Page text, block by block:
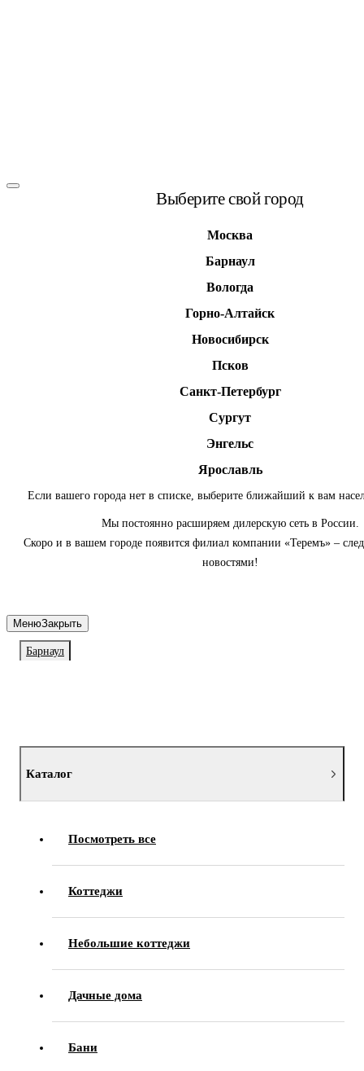
Выберите свой город
Москва
Барнаул
Вологда
Горно-Алтайск
Новосибирск
Псков
Санкт-Петербург
Сургут
Энгельс
Ярославль
Если вашего города нет в списке, выберите ближайший к вам
Мы постоянно расширяем дилерскую сеть в России.
Скоро и в вашем городе появится филиал компании «Теремъ» –
новостями!
Барнаул
МенюЗакрыть
Каталог
Посмотреть все
Коттеджи
Небольшие коттеджи
Дачные дома
Бани